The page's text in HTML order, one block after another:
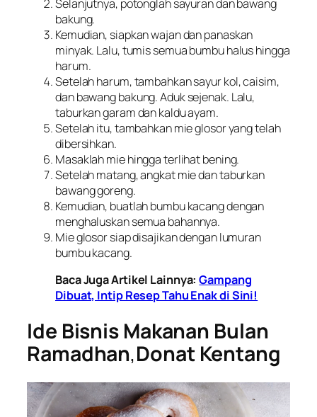
Selanjutnya, potonglah sayuran dan bawang
bakung.
Kemudian, siapkan wajan dan panaskan
minyak. Lalu, tumis semua bumbu halus hingga
harum.
Setelah harum, tambahkan sayur kol, caisim,
dan bawang bakung. Aduk sejenak. Lalu,
taburkan garam dan kaldu ayam.
Setelah itu, tambahkan mie glosor yang telah
dibersihkan.
Masaklah mie hingga terlihat bening.
Setelah matang, angkat mie dan taburkan
bawang goreng.
Kemudian, buatlah bumbu kacang dengan
menghaluskan semua bahannya.
Mie glosor siap disajikan dengan lumuran
bumbu kacang.
Baca Juga Artikel Lainnya:Gampang
Dibuat, Intip Resep Tahu Enak di Sini!
Ide Bisnis Makanan Bulan
Ramadhan,Donat Kentang